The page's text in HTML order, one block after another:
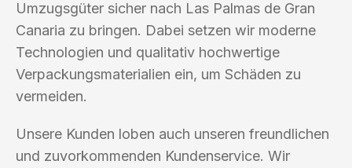
Umzugsgüter sicher nach Las Palmas de Gran
Canaria zu bringen. Dabei setzen wir moderne
Technologien und qualitativ hochwertige
Verpackungsmaterialien ein, um Schäden zu
vermeiden.
Unsere Kunden loben auch unseren freundlichen
und zuvorkommenden Kundenservice. Wir